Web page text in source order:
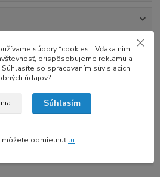
tak, aby oddeľovali Bambu
čím pomáhajú minimalizovať
vibráciami.
nožičiek
súbory “cookies”. Vďaka nim
prispôsobujeme reklamu a
so spracovaním súvisiacich
údajov?
Súhlasím
môžete odmietnuťtu.